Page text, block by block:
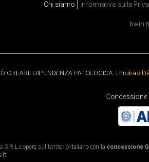
Chi siamo Informativa sulla
bwin
CREARE DIPENDENZA PATOLOGICA. |
Concessione
e opera sul territorio italiano con la concessione